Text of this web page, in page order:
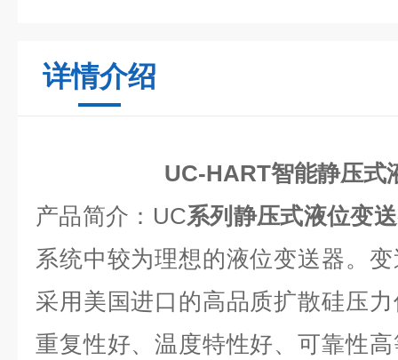
详情介绍
UC-HART智能静压式
产品简介 ： UC系列静压式液位变
系统中较为理想的液位变送器。
采用美国进口的高品质扩散硅压
重复性好、温度特性好、可靠性